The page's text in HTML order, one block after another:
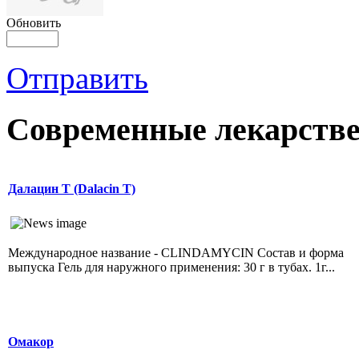
Обновить
Отправить
Современные
Далацин Т (Dalacin T)
Международное название - CLINDAMYCIN Состав и форма
выпуска Гель для наружного применения: 30 г в тубах. 1г...
Омакор